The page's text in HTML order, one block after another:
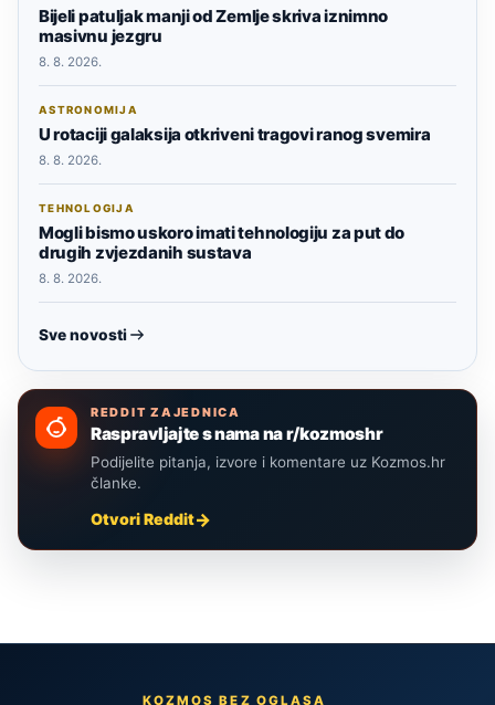
Bijeli patuljak manji od Zemlje skriva iznimno
masivnu jezgru
8. 8. 2026.
ASTRONOMIJA
U rotaciji galaksija otkriveni tragovi ranog svemira
8. 8. 2026.
TEHNOLOGIJA
Mogli bismo uskoro imati tehnologiju za put do
drugih zvjezdanih sustava
8. 8. 2026.
Sve novosti
REDDIT ZAJEDNICA
Raspravljajte s nama na r/kozmoshr
Podijelite pitanja, izvore i komentare uz Kozmos.hr
članke.
Otvori Reddit
KOZMOS BEZ OGLASA